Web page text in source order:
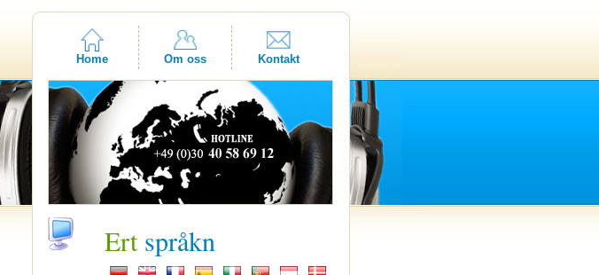
Home Om oss Kontakt
Ert språkn